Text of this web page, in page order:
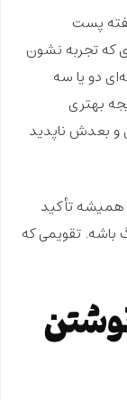
پست
که تجربه نشون
دو یا سه
بهتری
و بعدش ناپدید
همیشه تأکید
باشه. تقویمی که